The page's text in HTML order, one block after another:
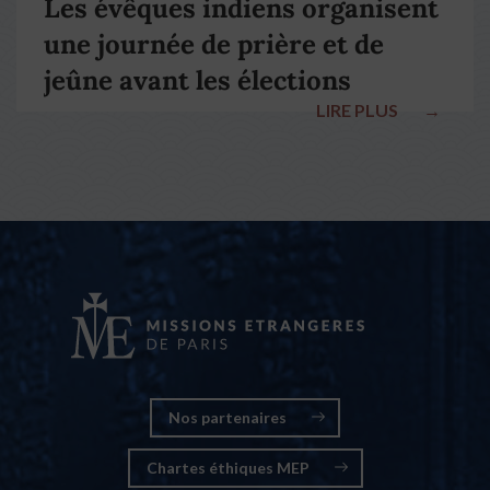
Les évêques indiens organisent
une journée de prière et de
jeûne avant les élections
LIRE PLUS →
Nos partenaires
Chartes éthiques MEP